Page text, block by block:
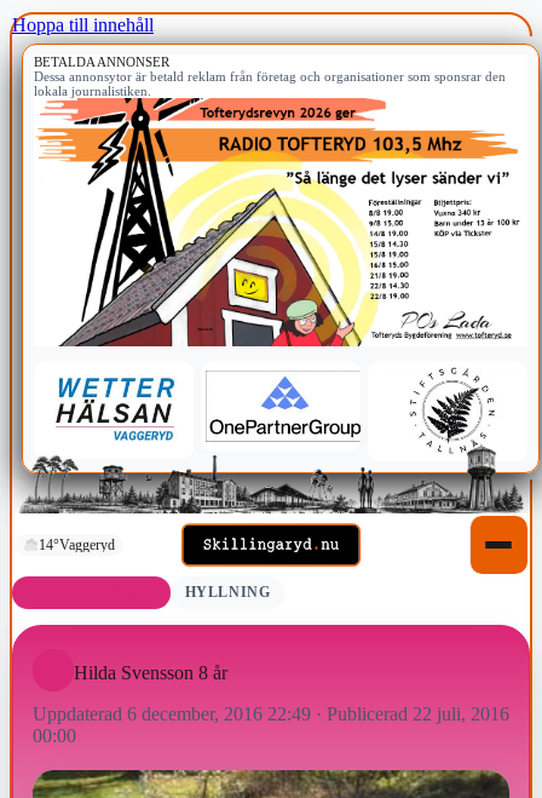
Hoppa till innehåll
BETALDA ANNONSER
Dessa annonsytor är betald reklam från företag och organisationer som sponsrar den
lokala journalistiken.
14°Vaggeryd
HYLLNING
Hilda Svensson 8 år
Uppdaterad 6 december, 2016 22:49 · Publicerad 22 juli, 2016
00:00